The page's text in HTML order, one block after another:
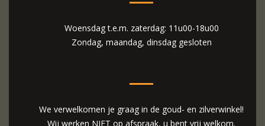
Woensdag t.e.m. zaterdag: 11u00-18u00
Zondag, maandag, dinsdag gesloten
We verwelkomen je graag in de goud- en zilverwinkel!
Wij werken NIET op afspraak, u bent vrij welkom.